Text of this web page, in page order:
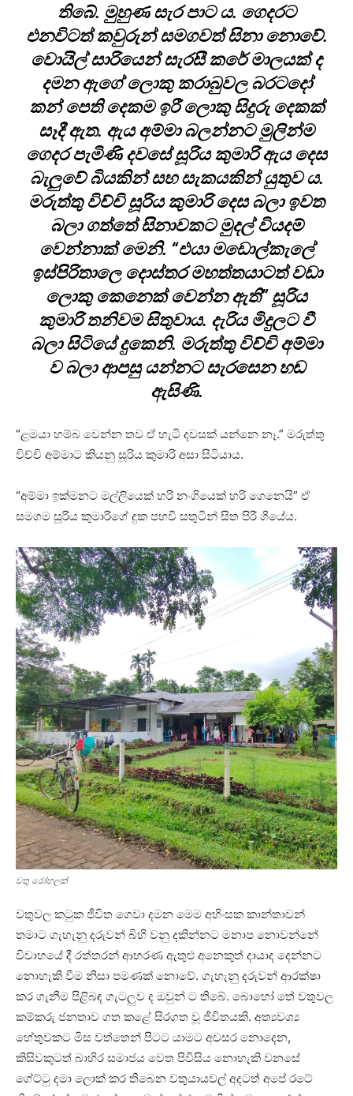
තිබේ. මුහුණ සැර පාට ය. ගෙදරට
එනවිටත් කවුරුන් සමගවත් සිනා නොවේ.
වොයිල් සාරියෙන් සැරසී කරේ මාලයක් ද
දමන ඇගේ ලොකු කරාබුවල බරටදෝ
කන් පෙති දෙකම ඉරී ලොකු සිදුරු දෙකක්
සෑදී ඇත. ඇය අම්මා බලන්නට මුලින්ම
ගෙදර පැමිණි දවසේ සූරිය කුමාරි ඇය දෙස
බැලුවේ බියකින් සහ සැකයකින් යුතුව ය.
මරුත්තු විච්චි සූරිය කුමාරි දෙස බලා ඉවත
බලා ගත්තේ සිනාවකට මුදල් වියදම්
වෙන්නාක් මෙනි. “එයා මඩොල්කැලේ
ඉස්පිරිතාලෙ දොස්තර මහත්තයාටත් වඩා
ලොකු කෙනෙක් වෙන්න ඇති” සූරිය
කුමාරි තනිවම සිතුවාය. දැරිය මිදුලට වී
බලා සිටියේ දුකෙනි. මරුත්තු විච්චි අම්මා
ව බලා ආපසු යන්නට සැරසෙන හඬ
ඇසිණි.
“ළමයා හම්බ වෙන්න තව ඒ හැටි දවසක් යන්නෙ නෑ.” මරුත්තු
විච්චි අම්මාට කියනු සූරිය කුමාරි අසා සිටියාය.
“අම්මා ඉක්මනට මල්ලියෙක් හරි නංගියෙක් හරි ගෙනෙයි” ඒ
සමගම සූරිය කුමාරිගේ දුක පහවී සතුටින් සිත පිරී ගියේය.
වතු රෝහලක්
වතුවල කටුක ජීවිත ගෙවා දමන මෙම අහිංසක කාන්තාවන්
තමාට ගැහැනු දරුවන් බිහි වනු දකින්නට මනාප නොවන්නේ
විවාහයේ දී රත්තරන් ආභරණ ඇතුළු අනෙකුත් දායාද දෙන්නට
නොහැකි වීම නිසා පමණක් නොවේ. ගැහැනු දරුවන් ආරක්ෂා
කර ගැනීම පිළිබඳ ගැටලුව ද ඔවුන් ට තිබේ. බොහෝ තේ වතුවල
කම්කරු ජනතාව ගත කළේ සිරගත වූ ජීවිතයකි. අත්‍යවශ්‍ය
හේතුවකට මිස වත්තෙන් පිටට යාමට අවසර නොදෙන,
කිසිවකුටත් බාහිර සමාජය වෙත පිවිසිය නොහැකි වනසේ
ගේට්ටු දමා ලොක් කර තිබෙන වතුයායවල් අදටත් අපේ රටේ